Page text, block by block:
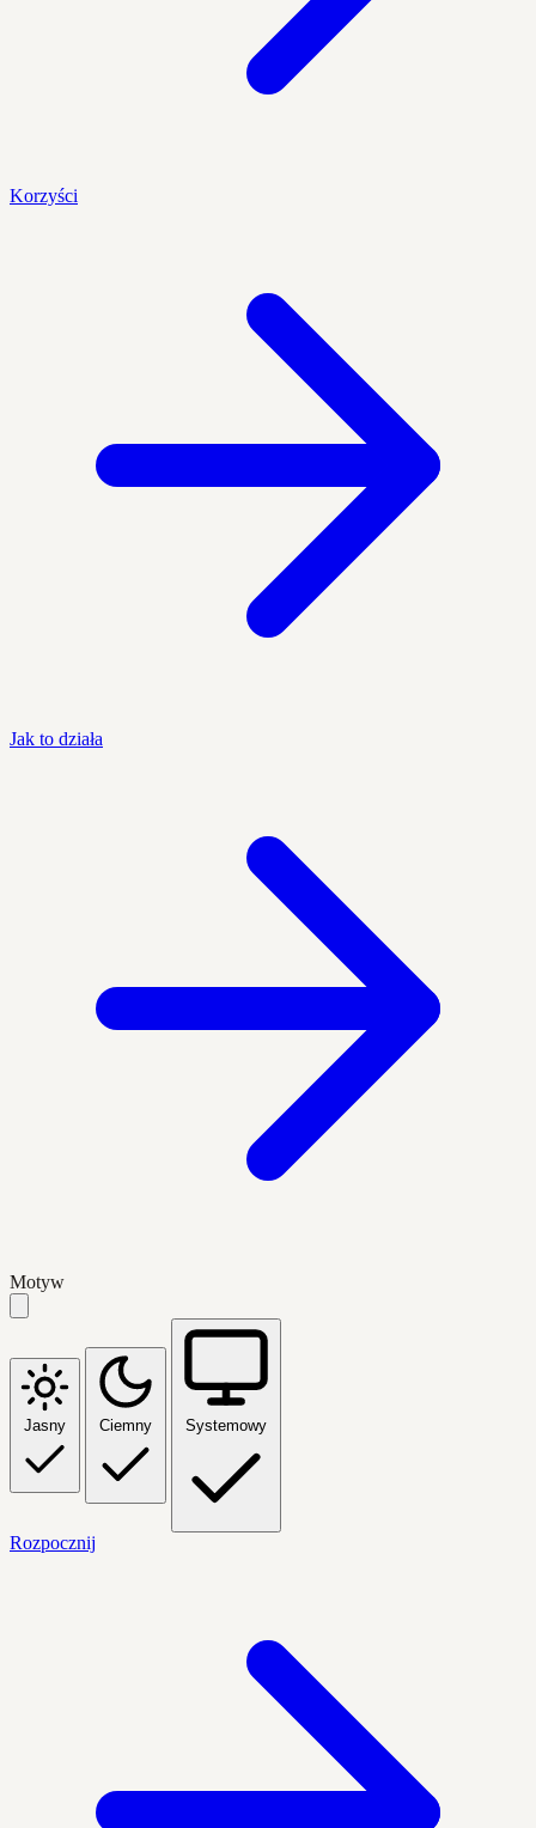
Korzyści
Jak to działa
Motyw
Jasny Ciemny Systemowy
Rozpocznij